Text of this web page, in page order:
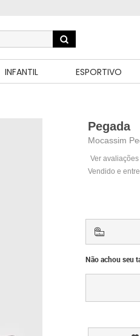
INFANTIL ESPORTIVO
Pegada
Mocassim
Ver avaliações
Vendido e
Não achou seu